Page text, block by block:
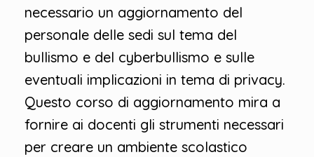
necessario un aggiornamento del
personale delle sedi sul tema del
bullismo e del cyberbullismo e sulle
eventuali implicazioni in tema di privacy.
Questo corso di aggiornamento mira a
fornire ai docenti gli strumenti necessari
per creare un ambiente scolastico